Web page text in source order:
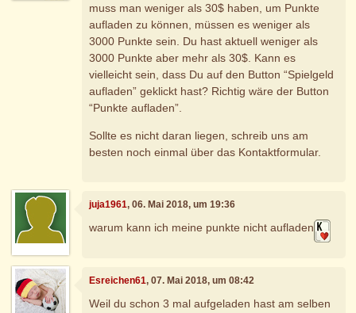
muss man weniger als 30$ haben, um Punkte
aufladen zu können, müssen es weniger als
3000 Punkte sein. Du hast aktuell weniger als
3000 Punkte aber mehr als 30$. Kann es
vielleicht sein, dass Du auf den Button “Spielgeld
aufladen” geklickt hast? Richtig wäre der Button
“Punkte aufladen”.
Sollte es nicht daran liegen, schreib uns am
besten noch einmal über das Kontaktformular.
juja1961, 06. Mai 2018, um 19:36
warum kann ich meine punkte nicht aufladen
Esreichen61, 07. Mai 2018, um 08:42
Weil du schon 3 mal aufgeladen hast am selben